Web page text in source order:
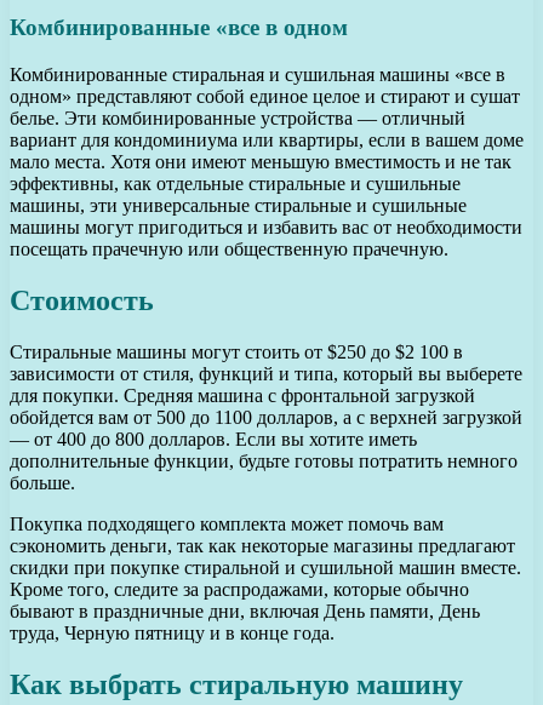
Комбинированные «все в одном
Комбинированные стиральная и сушильная машины «все в
одном» представляют собой единое целое и стирают и сушат
белье. Эти комбинированные устройства — отличный
вариант для кондоминиума или квартиры, если в вашем доме
мало места. Хотя они имеют меньшую вместимость и не так
эффективны, как отдельные стиральные и сушильные
машины, эти универсальные стиральные и сушильные
машины могут пригодиться и избавить вас от необходимости
посещать прачечную или общественную прачечную.
Стоимость
Стиральные машины могут стоить от $250 до $2 100 в
зависимости от стиля, функций и типа, который вы выберете
для покупки. Средняя машина с фронтальной загрузкой
обойдется вам от 500 до 1100 долларов, а с верхней загрузкой
— от 400 до 800 долларов. Если вы хотите иметь
дополнительные функции, будьте готовы потратить немного
больше.
Покупка подходящего комплекта может помочь вам
сэкономить деньги, так как некоторые магазины предлагают
скидки при покупке стиральной и сушильной машин вместе.
Кроме того, следите за распродажами, которые обычно
бывают в праздничные дни, включая День памяти, День
труда, Черную пятницу и в конце года.
Как выбрать стиральную машину